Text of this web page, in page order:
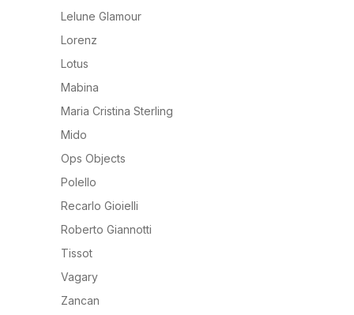
Lelune Glamour
Lorenz
Lotus
Mabina
Maria Cristina Sterling
Mido
Ops Objects
Polello
Recarlo Gioielli
Roberto Giannotti
Tissot
Vagary
Zancan